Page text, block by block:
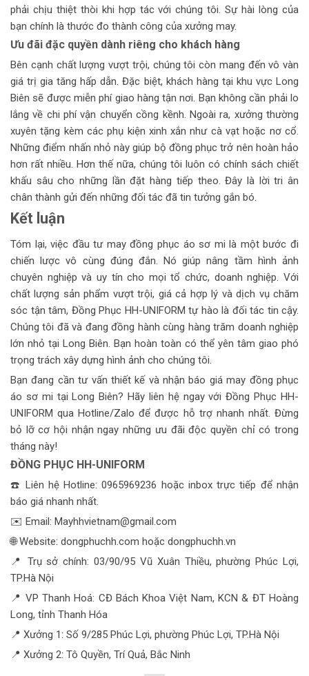
phải chịu thiệt thòi khi hợp tác với chúng tôi. Sự hài lòng của
bạn chính là thước đo thành công của xưởng may.
Ưu đãi đặc quyền dành riêng cho khách hàng
Bên cạnh chất lượng vượt trội, chúng tôi còn mang đến vô vàn
giá trị gia tăng hấp dẫn. Đặc biệt, khách hàng tại khu vực Long
Biên sẽ được miễn phí giao hàng tận nơi. Bạn không cần phải lo
lắng về chi phí vận chuyển cồng kềnh. Ngoài ra, xưởng thường
xuyên tặng kèm các phụ kiện xinh xắn như cà vạt hoặc nơ cổ.
Những điểm nhấn nhỏ này giúp bộ đồng phục trở nên hoàn hảo
hơn rất nhiều. Hơn thế nữa, chúng tôi luôn có chính sách chiết
khấu sâu cho những lần đặt hàng tiếp theo. Đây là lời tri ân
chân thành gửi đến những đối tác đã tin tưởng gắn bó.
Kết luận
Tóm lại, việc đầu tư may đồng phục áo sơ mi là một bước đi
chiến lược vô cùng đúng đắn. Nó giúp nâng tầm hình ảnh
chuyên nghiệp và uy tín cho mọi tổ chức, doanh nghiệp. Với
chất lượng sản phẩm vượt trội, giá cả hợp lý và dịch vụ chăm
sóc tận tâm, Đồng Phục HH-UNIFORM tự hào là đối tác tin cậy.
Chúng tôi đã và đang đồng hành cùng hàng trăm doanh nghiệp
lớn nhỏ tại Long Biên. Bạn hoàn toàn có thể yên tâm giao phó
trọng trách xây dựng hình ảnh cho chúng tôi.
Bạn đang cần tư vấn thiết kế và nhận báo giá may đồng phục
áo sơ mi tại Long Biên? Hãy liên hệ ngay với Đồng Phục HH-
UNIFORM qua Hotline/Zalo để được hỗ trợ nhanh nhất. Đừng
bỏ lỡ cơ hội nhận ngay những ưu đãi độc quyền chỉ có trong
tháng này!
ĐỒNG PHỤC HH-UNIFORM
☎️ Liên hệ Hotline: 0965969236 hoặc inbox trực tiếp để nhận
báo giá nhanh nhất.
✉️ Email: Mayhhvietnam@gmail.com
🌐 Website: dongphuchh.com hoặc dongphuchh.vn
📍 Trụ sở chính: 03/90/95 Vũ Xuân Thiều, phường Phúc Lợi,
TP.Hà Nội
📍 VP Thanh Hoá: CĐ Bách Khoa Việt Nam, KCN & ĐT Hoàng
Long, tỉnh Thanh Hóa
📍 Xưởng 1: Số 9/285 Phúc Lợi, phường Phúc Lợi, TP.Hà Nội
📍 Xưởng 2: Tô Quyền, Trí Quả, Bắc Ninh